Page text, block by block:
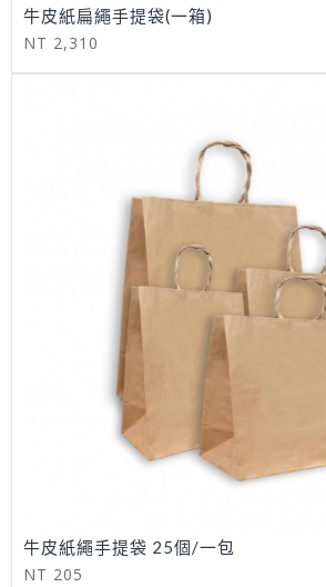
牛皮紙扁繩手提袋(一箱)
NT 2,310
牛皮紙繩手提袋 25個/一包
NT 205